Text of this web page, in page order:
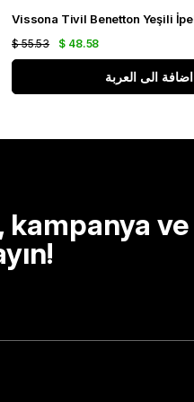
$ 48.58
$ 55.53
اضافة الى العربة
kampanya ve